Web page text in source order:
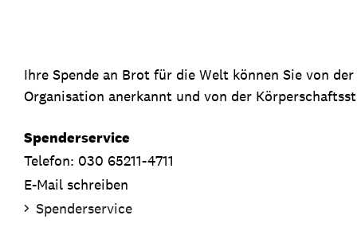
Ihre Spende an Brot für die Welt können Sie von
Organisation anerkannt und von der
Spenderservice
Telefon: 030 65211-4711
E-Mail schreiben
Spenderservice